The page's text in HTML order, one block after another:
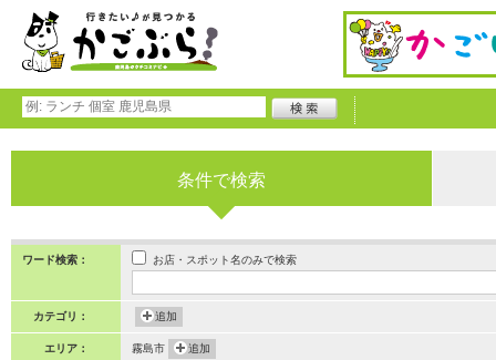
条件で検索
ワード検索： お店・スポット名のみで検索
カテゴリ： 追加
エリア： 霧島市 追加